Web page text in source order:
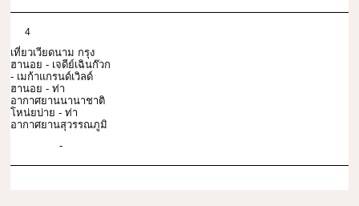
4
เที่ยวเวียดนาม กรุง
ฮานอย - เจดีย์เฉินก๊วก
- เมก้าแกรนด์เวิลด์
ฮานอย - ท่า
อากาศยานนานาชาติ
โหน่ยบ่าย - ท่า
อากาศยานสุวรรณภูมิ
-